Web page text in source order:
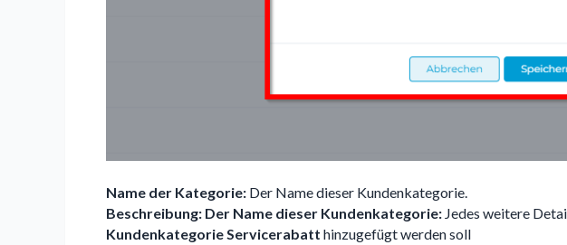
Name der Kategorie: Der Name dieser Kundenkategorie.
Beschreibung: Der Name dieser Kundenkategorie: Jedes weitere
Kundenkategorie Servicerabatt hinzugefügt werden soll